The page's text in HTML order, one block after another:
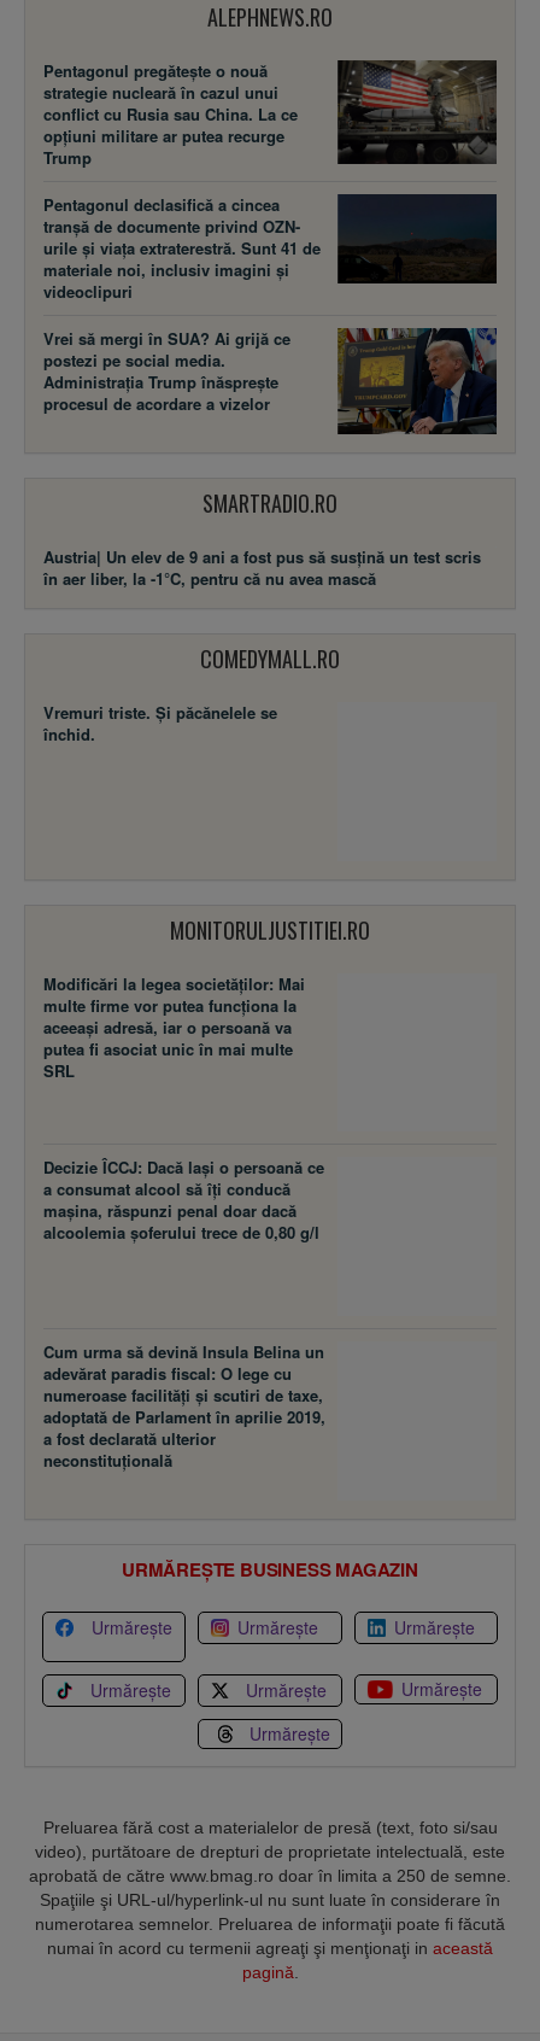
ALEPHNEWS.RO
Pentagonul pregătește o nouă
strategie nucleară în cazul unui
conflict cu Rusia sau China. La ce
opțiuni militare ar putea recurge
Trump
Pentagonul declasifică a cincea
tranșă de documente privind OZN-
urile și viața extraterestră. Sunt 41 de
materiale noi, inclusiv imagini și
videoclipuri
Vrei să mergi în SUA? Ai grijă ce
postezi pe social media.
Administrația Trump înăsprește
procesul de acordare a vizelor
SMARTRADIO.RO
Austria| Un elev de 9 ani a fost pus să susţină un test scris
în aer liber, la -1°C, pentru că nu avea mască
COMEDYMALL.RO
Vremuri triste. Şi păcănelele se
închid.
MONITORULJUSTITIEI.RO
Modificări la legea societăţilor: Mai
multe firme vor putea funcţiona la
aceeaşi adresă, iar o persoană va
putea fi asociat unic în mai multe
SRL
Decizie ÎCCJ: Dacă laşi o persoană ce
a consumat alcool să îţi conducă
maşina, răspunzi penal doar dacă
alcoolemia şoferului trece de 0,80 g/l
Cum urma să devină Insula Belina un
adevărat paradis fiscal: O lege cu
numeroase facilităţi şi scutiri de taxe,
adoptată de Parlament în aprilie 2019,
a fost declarată ulterior
neconstituţională
URMĂREȘTE BUSINESS MAGAZIN
Urmărește Urmărește Urmărește
Urmărește Urmărește
Urmărește
Urmărește
Preluarea fără cost a materialelor de presă (text, foto si/sau
video), purtătoare de drepturi de proprietate intelectuală, este
aprobată de către www.bmag.ro doar în limita a 250 de semne.
Spaţiile şi URL-ul/hyperlink-ul nu sunt luate în considerare în
numerotarea semnelor. Preluarea de informaţii poate fi făcută
numai în acord cu termenii agreaţi şi menţionaţi in această
pagină